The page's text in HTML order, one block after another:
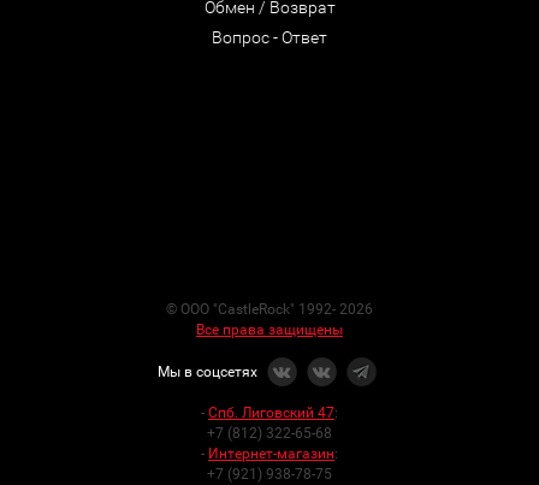
Обмен / Возврат
Вопрос - Ответ
© ООО "CastleRock" 1992- 2026
Все права защищены
Мы в соцсетях
- Спб. Лиговский 47:
+7 (812) 322-65-68
- Интернет-магазин:
+7 (921) 938-78-75